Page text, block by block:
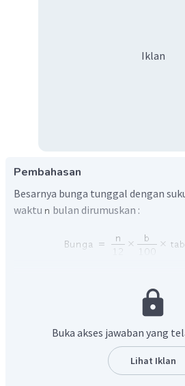
Iklan
Pembahasan
Besarnya bunga tunggal dengan
waktu
bulan dirumuskan :
Misalkan tabungan awal =
lama menabung = n = 9 bulan
Buka akses jawaban yang
Lihat Iklan